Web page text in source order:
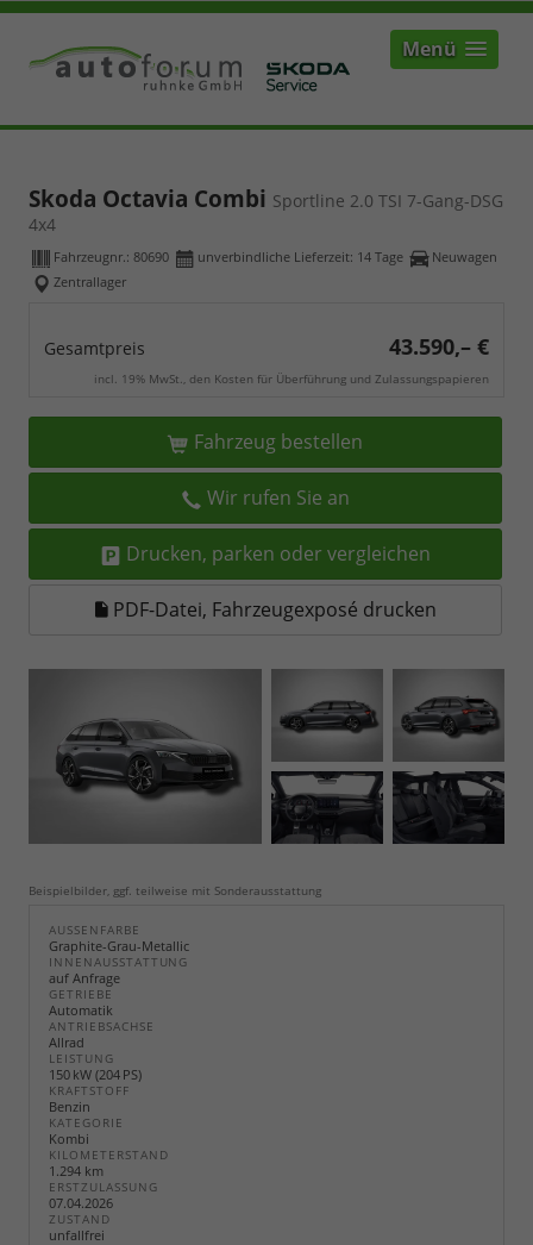
Menü
Skoda Octavia Combi Sportline 2.0 TSI 7-Gang-DSG
4x4
Fahrzeugnr.: 80690 unverbindliche Lieferzeit: 14 Tage
Neuwagen
Zentrallager
Gesamtpreis 43.590,– €
incl. 19% MwSt., den Kosten für Überführung und Zulassungspapieren
Fahrzeug bestellen
Wir rufen Sie an
Drucken, parken oder vergleichen
PDF-Datei, Fahrzeugexposé drucken
Beispielbilder, ggf. teilweise mit Sonderausstattung
AUSSENFARBE
Graphite-Grau-Metallic
INNENAUSSTATTUNG
auf Anfrage
GETRIEBE
Automatik
ANTRIEBSACHSE
Allrad
LEISTUNG
150 kW (204 PS)
KRAFTSTOFF
Benzin
KATEGORIE
Kombi
KILOMETERSTAND
1.294 km
ERSTZULASSUNG
07.04.2026
ZUSTAND
unfallfrei